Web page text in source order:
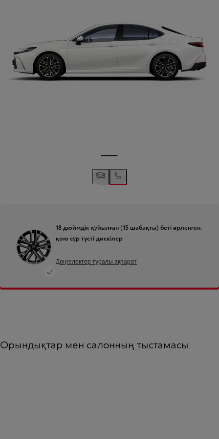
18 дюймдік құйылған (15 шабақты) беті әрленген,
қою сұр түсті дискілер
Дөңгелектер туралы ақпарат
Орындықтар мен салонның тыстамасы